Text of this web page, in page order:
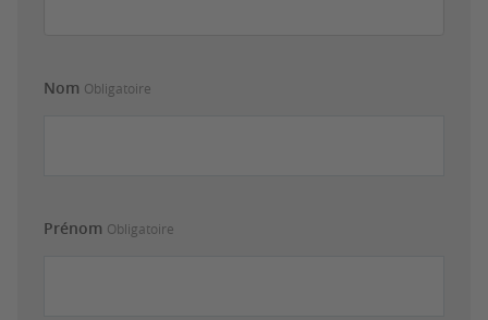
Nom Obligatoire
Prénom Obligatoire